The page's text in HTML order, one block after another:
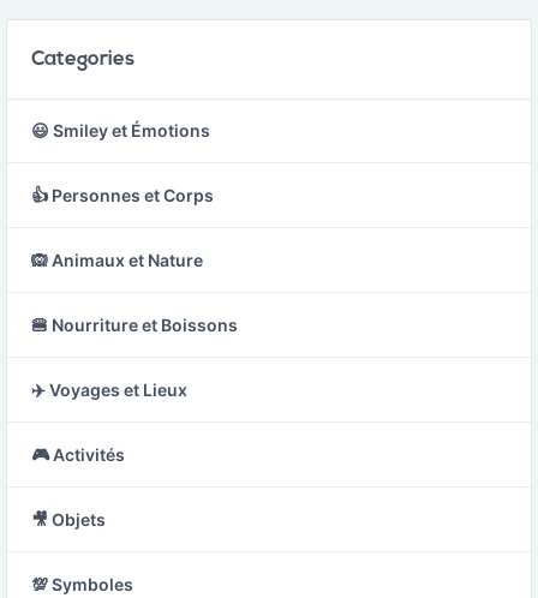
Categories
😃 Smiley et Émotions
👍 Personnes et Corps
🙉 Animaux et Nature
🍔 Nourriture et Boissons
✈️ Voyages et Lieux
🎮 Activités
🎥 Objets
💯 Symboles